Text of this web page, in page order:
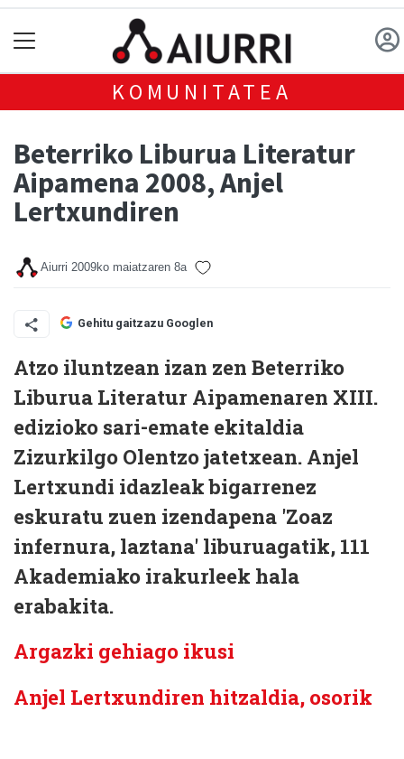
KOMUNITATEA
Beterriko Liburua Literatur
Aipamena 2008, Anjel
Lertxundiren
Aiurri 2009ko maiatzaren 8a
Gehitu gaitzazu Googlen
Atzo iluntzean izan zen Beterriko
Liburua Literatur Aipamenaren XIII.
edizioko sari-emate ekitaldia
Zizurkilgo Olentzo jatetxean. Anjel
Lertxundi idazleak bigarrenez
eskuratu zuen izendapena 'Zoaz
infernura, laztana' liburuagatik, 111
Akademiako irakurleek hala
erabakita.
Argazki gehiago ikusi
Anjel Lertxundiren hitzaldia, osorik